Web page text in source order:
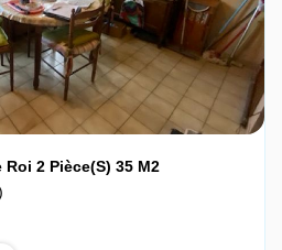
2 Pièce(s) 35 M2